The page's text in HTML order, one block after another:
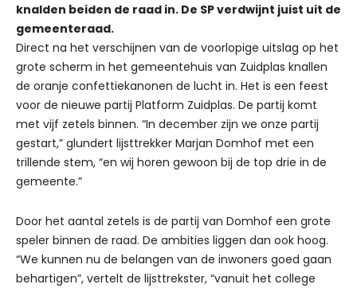
knalden beiden de raad in. De SP verdwijnt juist uit de
gemeenteraad.
Direct na het verschijnen van de voorlopige uitslag op het
grote scherm in het gemeentehuis van Zuidplas knallen
de oranje confettiekanonen de lucht in. Het is een feest
voor de nieuwe partij Platform Zuidplas. De partij komt
met vijf zetels binnen. “In december zijn we onze partij
gestart,” glundert lijsttrekker Marjan Domhof met een
trillende stem, “en wij horen gewoon bij de top drie in de
gemeente.”
Door het aantal zetels is de partij van Domhof een grote
speler binnen de raad. De ambities liggen dan ook hoog.
“We kunnen nu de belangen van de inwoners goed gaan
behartigen”, vertelt de lijsttrekster, “vanuit het college